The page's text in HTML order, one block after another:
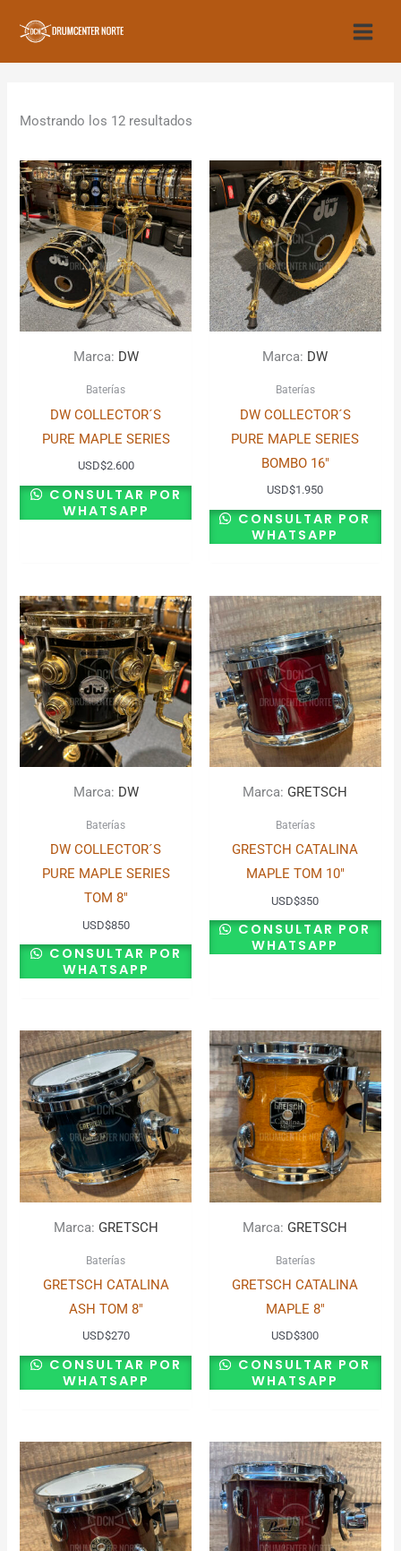
contenido
Mostrando los 12 resultados
Marca: DW
Baterías
DW COLLECTOR´S
PURE MAPLE SERIES
USD$2.600
CONSULTAR POR
WHATSAPP
Marca: DW
Baterías
DW COLLECTOR´S
PURE MAPLE SERIES
BOMBO 16″
USD$1.950
CONSULTAR POR
WHATSAPP
Marca: DW
Baterías
DW COLLECTOR´S
PURE MAPLE SERIES
TOM 8″
USD$850
CONSULTAR POR
WHATSAPP
Marca: GRETSCH
Baterías
GRESTCH CATALINA
MAPLE TOM 10″
USD$350
CONSULTAR POR
WHATSAPP
Marca: GRETSCH
Baterías
GRETSCH CATALINA
ASH TOM 8″
USD$270
CONSULTAR POR
WHATSAPP
Marca: GRETSCH
Baterías
GRETSCH CATALINA
MAPLE 8″
USD$300
CONSULTAR POR
WHATSAPP